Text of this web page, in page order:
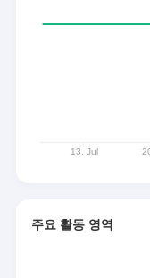
주요 활동 영역